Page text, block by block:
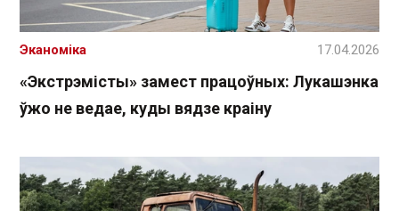
«Экстрэмісты» замест працоўных: Лукашэнка
ўжо не ведае, куды вядзе краіну
Эканоміка 17.04.2026